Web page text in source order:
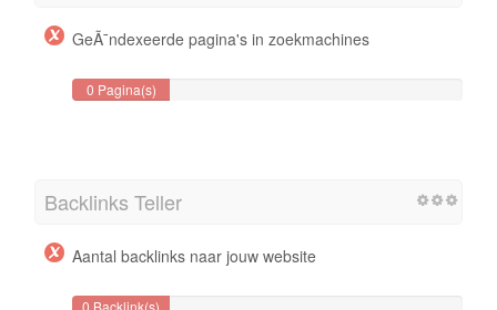
GeÃ¯ndexeerde pagina's in zoekmachines
0 Pagina(s)
Backlinks Teller
Aantal backlinks naar jouw website
0 Backlink(s)